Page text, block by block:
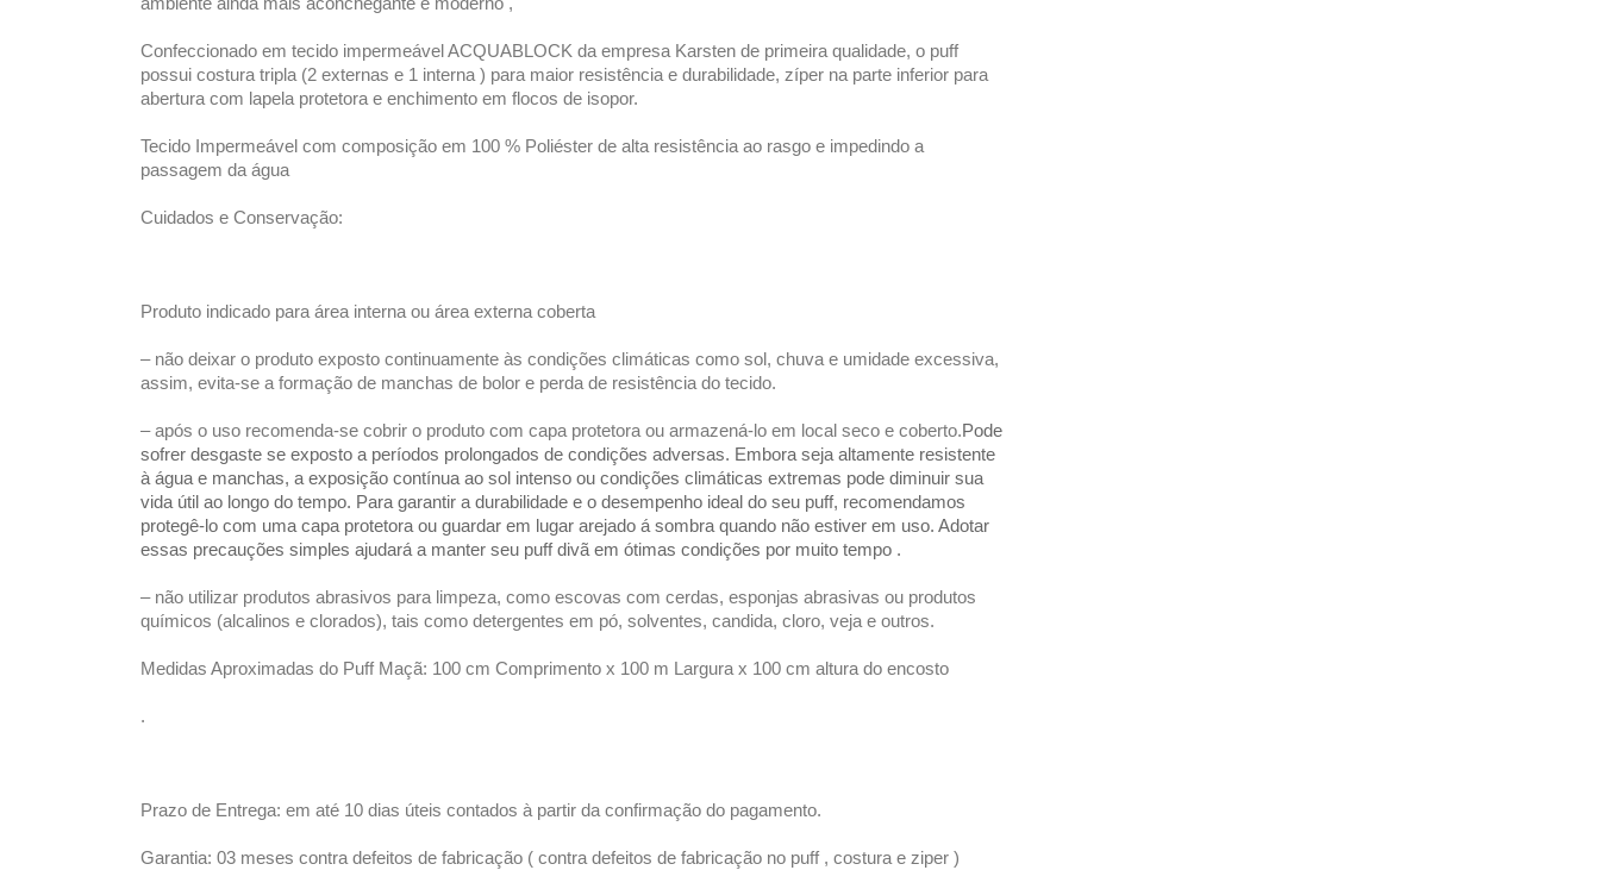
Confeccionado em tecido impermeável ACQUABLOCK da empresa Karsten de primeira qualidade, o puff
possui costura tripla (2 externas e 1 interna ) para maior resistência e durabilidade, zíper na parte inferior para
abertura com lapela protetora e enchimento em flocos de isopor.
Tecido Impermeável com composição em 100 % Poliéster de alta resistência ao rasgo e impedindo a
passagem da água
Cuidados e Conservação:
Produto indicado para área interna ou área externa coberta
– não deixar o produto exposto continuamente às condições climáticas como sol, chuva e umidade excessiva,
assim, evita-se a formação de manchas de bolor e perda de resistência do tecido.
– após o uso recomenda-se cobrir o produto com capa protetora ou armazená-lo em local seco e coberto.Pode
sofrer desgaste se exposto a períodos prolongados de condições adversas. Embora seja altamente resistente
à água e manchas, a exposição contínua ao sol intenso ou condições climáticas extremas pode diminuir sua
vida útil ao longo do tempo. Para garantir a durabilidade e o desempenho ideal do seu puff, recomendamos
protegê-lo com uma capa protetora ou guardar em lugar arejado á sombra quando não estiver em uso. Adotar
essas precauções simples ajudará a manter seu puff divã em ótimas condições por muito tempo .
– não utilizar produtos abrasivos para limpeza, como escovas com cerdas, esponjas abrasivas ou produtos
químicos (alcalinos e clorados), tais como detergentes em pó, solventes, candida, cloro, veja e outros.
Medidas Aproximadas do Puff Maçã: 100 cm Comprimento x 100 m Largura x 100 cm altura do encosto
.
Prazo de Entrega: em até 10 dias úteis contados à partir da confirmação do pagamento.
Garantia: 03 meses contra defeitos de fabricação ( contra defeitos de fabricação no puff , costura e ziper )